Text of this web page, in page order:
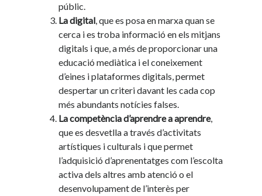
públic.
La digital, que es posa en marxa quan se
cerca i es troba informació en els mitjans
digitals i que, a més de proporcionar una
educació mediàtica i el coneixement
d’eines i plataformes digitals, permet
despertar un criteri davant les cada cop
més abundants notícies falses.
La competència d’aprendre a aprendre,
que es desvetlla a través d’activitats
artístiques i culturals i que permet
l’adquisició d’aprenentatges com l’escolta
activa dels altres amb atenció o el
desenvolupament de l’interès per